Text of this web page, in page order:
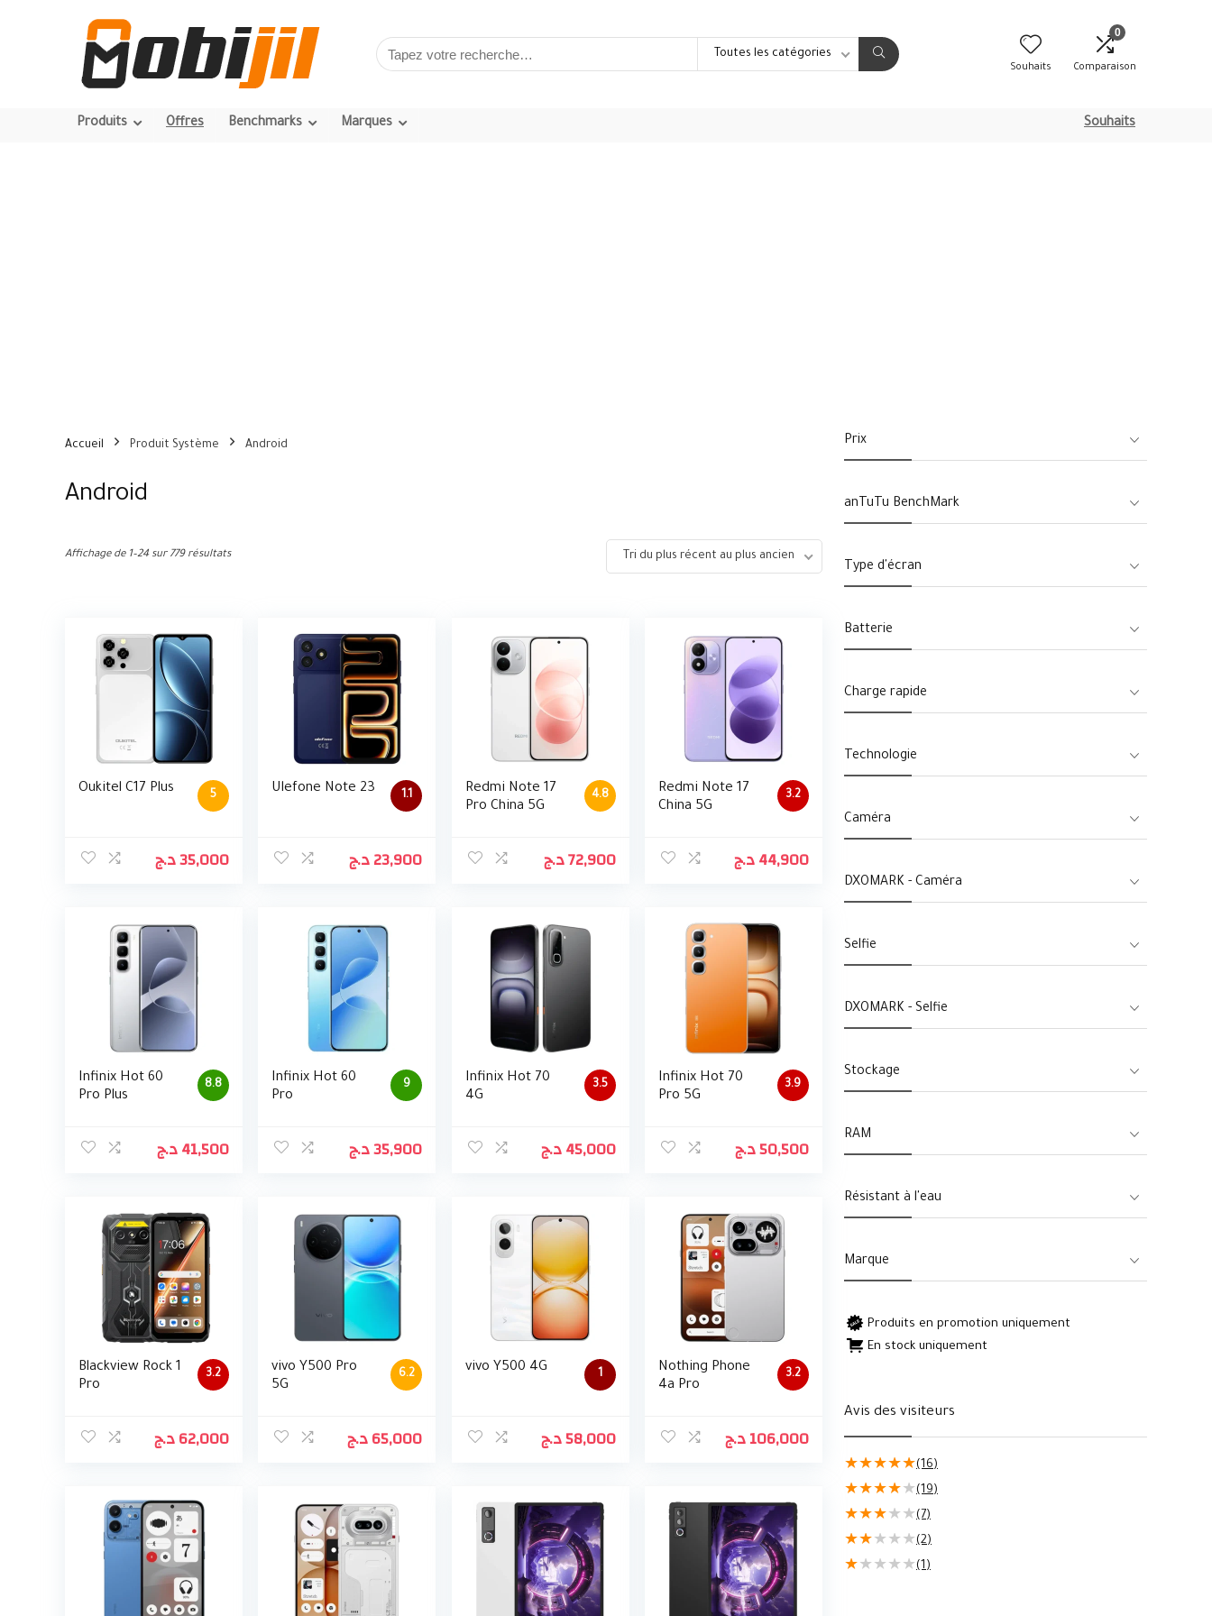
Toutes les catégories
Souhaits
0
Comparaison
Produits Offres Benchmarks Marques Souhaits
Accueil Produit Système Android
Android
Affichage de 1–24 sur 779 résultats Tri du plus récent au plus ancien
5
Oukitel C17 Plus
35,000د.ج
1.1
Ulefone Note 23
23,900د.ج
4.8
Redmi Note 17
Pro China 5G
72,900د.ج
3.2
Redmi Note 17
China 5G
44,900د.ج
8.8
Infinix Hot 60
Pro Plus
41,500د.ج
9
Infinix Hot 60
Pro
35,900د.ج
3.5
Infinix Hot 70
4G
45,000د.ج
3.9
Infinix Hot 70
Pro 5G
50,500د.ج
3.2
Blackview Rock 1
Pro
62,000د.ج
6.2
vivo Y500 Pro
5G
65,000د.ج
1
vivo Y500 4G
58,000د.ج
3.2
Nothing Phone
4a Pro
106,000د.ج
Prix
anTuTu BenchMark
Type d'écran
Batterie
Charge rapide
Technologie
Caméra
DXOMARK - Caméra
Selfie
DXOMARK - Selfie
Stockage
RAM
Résistant à l'eau
Marque
Produits en promotion uniquement
En stock uniquement
Avis des visiteurs
★★★★★(16)
★★★★★ (19)
★★★★ ★ (7)
★★★ ★ ★ (2)
★★ ★ ★ ★ (1)